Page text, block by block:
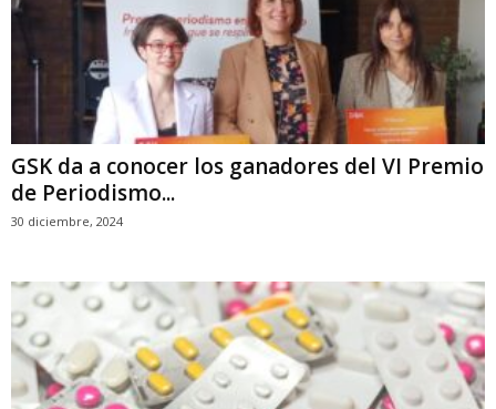
GSK da a conocer los ganadores del VI Premio
de Periodismo...
30 diciembre, 2024